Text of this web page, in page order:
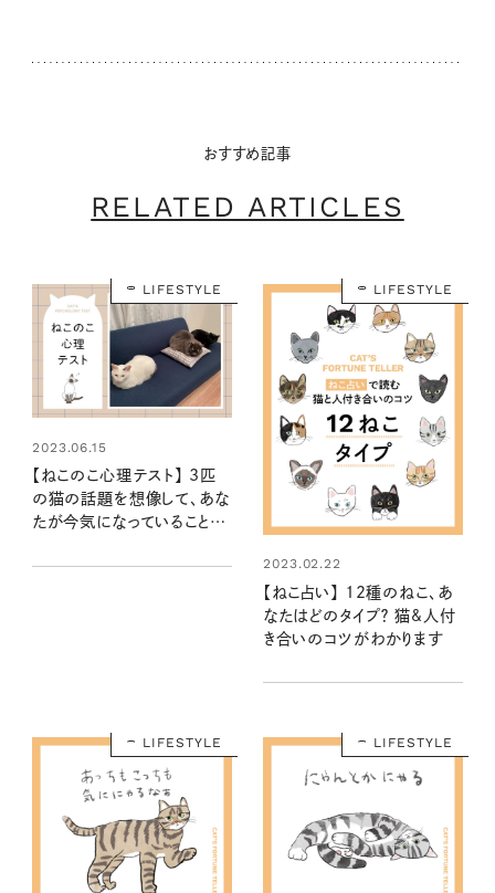
おすすめ記事
RELATED ARTICLES
LIFESTYLE
2023.06.15
【ねこのこ心理テスト】 3匹
の猫の話題を想像して、あな
たが今気になっていることや
ゃ！
LIFESTYLE
2023.02.22
【ねこ占い】 12種のねこ、あ
なたはどのタイプ？ 猫&人付
き合いのコツがわかります
LIFESTYLE LIFESTYLE